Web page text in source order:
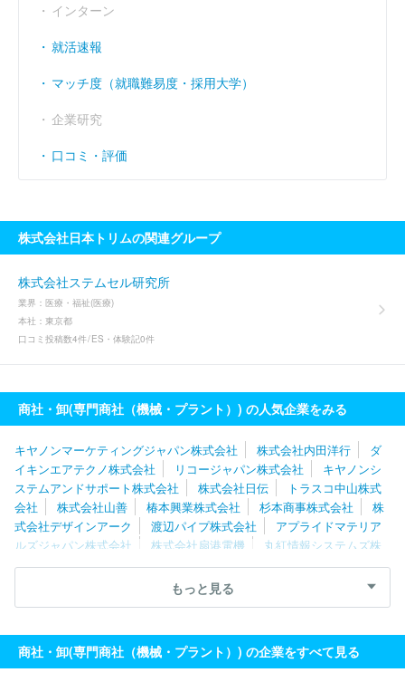
インターン
就活速報
マッチ度（就職難易度・採用大学）
企業研究
口コミ・評価
株式会社日本トリムの関連グループ
株式会社ステムセル研究所
業界： 医療・福祉(医療)
本社： 東京都
口コミ投稿数4件 ES・体験記0件
商社・卸(専門商社（機械・プラント）) の人気企業をみる
キヤノンマーケティングジャパン株式会社 株式会社内田洋行
ダ
イキンエアテクノ株式会社
リコージャパン株式会社
キヤノンシ
ステムアンドサポート株式会社
株式会社日伝
トラスコ中山株式
会社
株式会社山善 椿本興業株式会社 杉本商事株式会社
株
式会社デザインアーク
渡辺パイプ株式会社
アプライドマテリア
ルズジャパン株式会社
株式会社扇港電機
丸紅情報システムズ株
式会社
株式会社たけびし 日立建機日本株式会社
パスカル株式
ステラグループ株式会社
アズワン株式
会社
ＯＶＡテック
マツモト産業株式会社 西華産業株式会社
北恵株
式会社
イスカルジャパン株式会社
もっと見る
商社・卸(専門商社（機械・プラント）) の企業をすべて見る